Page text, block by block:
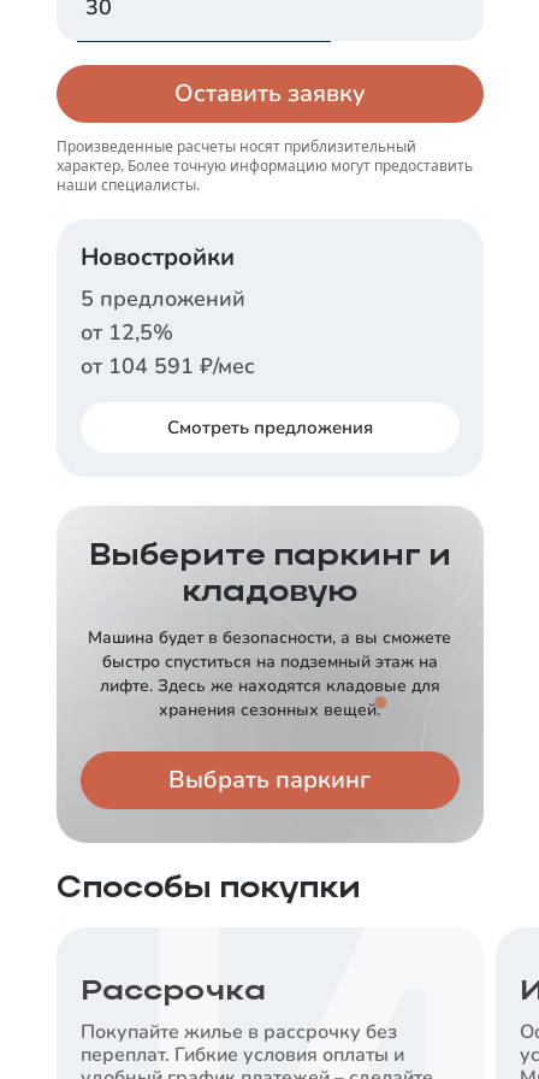
Оставить заявку
Произведенные расчеты носят приблизительный
характер. Более точную информацию могут предоставить
наши специалисты.
Новостройки
5 предложений
от 12,5%
от 104 591 ₽/мес
Смотретьпредложения
Ставка
30 лет от104 591₽
Заказать консультацию
АЛЬФА-БАНК
Ставка
30 лет от 115 265 ₽
СБЕРБАНК
Ставка
Выберите паркинг и
кладовую
Машина будет в безопасности, а вы сможете
быстро спуститься на подземный этаж на
лифте. Здесь же находятся кладовые для
хранения сезонных вещей.
Выбрать паркинг
Способы покупки
Рассрочка
Покупайте жилье в рассрочку без
переплат. Гибкие условия оплаты и